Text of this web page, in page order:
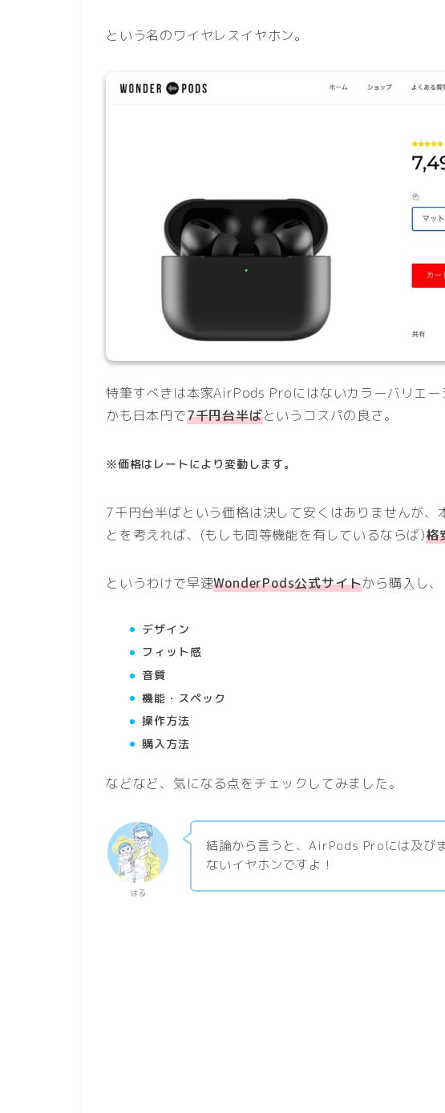
という名のワイヤレスイヤホン。
特筆すべきは本家AirPods Proにはないカラーバリエー
かも日本円で7千円台半ばというコスパの良さ。
※価格はレートにより変動します。
7千円台半ばという価格は決して安くはありませんが、
とを考えれば、(もしも同等機能を有しているならば)格
というわけで早速WonderPods公式サイトから購入し、
デザイン
フィット感
音質
機能・スペック
操作方法
購入方法
などなど、気になる点をチェックしてみました。
はる
結論から言うと、AirPods Proには及び
ないイヤホンですよ！